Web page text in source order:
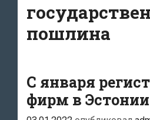
пошлина
С января
фирм в